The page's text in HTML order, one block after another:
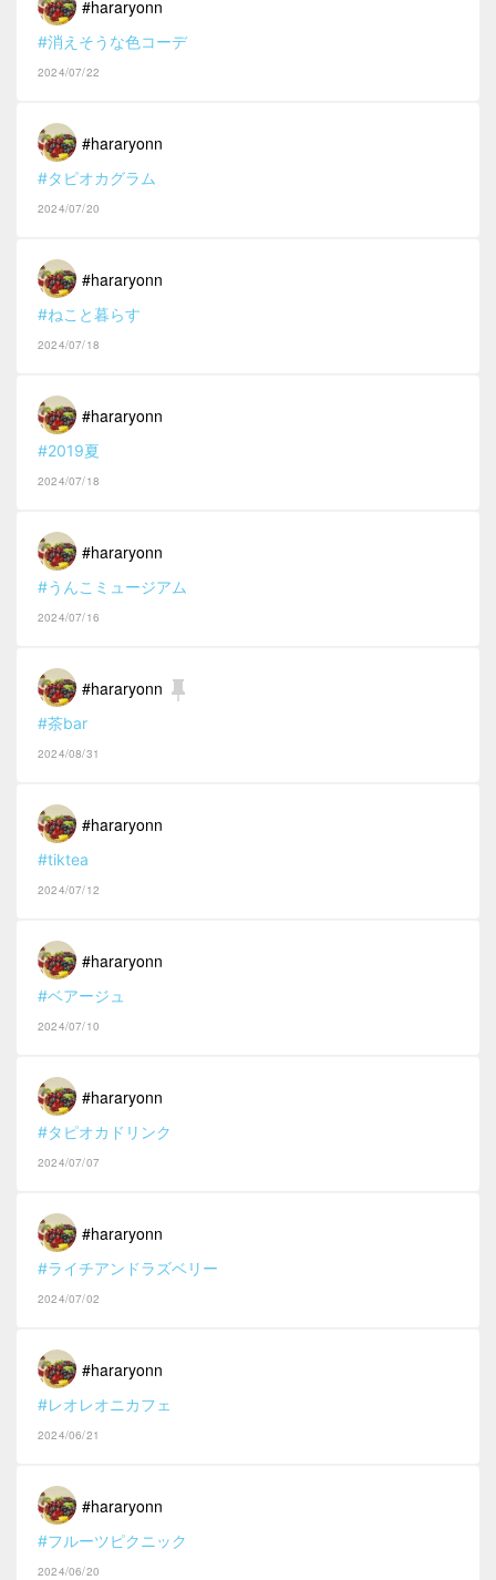
#hararyonn
#消えそうな色コーデ
2024/07/22
#hararyonn
#タピオカグラム
2024/07/20
#hararyonn
#ねこと暮らす
2024/07/18
#hararyonn
#2019夏
2024/07/18
#hararyonn
#うんこミュージアム
2024/07/16
#hararyonn
#茶bar
2024/08/31
#hararyonn
#tiktea
2024/07/12
#hararyonn
#ベアージュ
2024/07/10
#hararyonn
#タピオカドリンク
2024/07/07
#hararyonn
#ライチアンドラズベリー
2024/07/02
#hararyonn
#レオレオニカフェ
2024/06/21
#hararyonn
#フルーツピクニック
2024/06/20